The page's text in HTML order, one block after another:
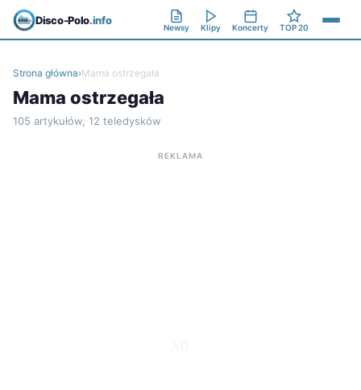
Disco-Polo.info
Newsy Klipy Koncerty TOP 20
Strona główna›Mama ostrzegała
Mama ostrzegała
105 artykułów, 12 teledysków
REKLAMA